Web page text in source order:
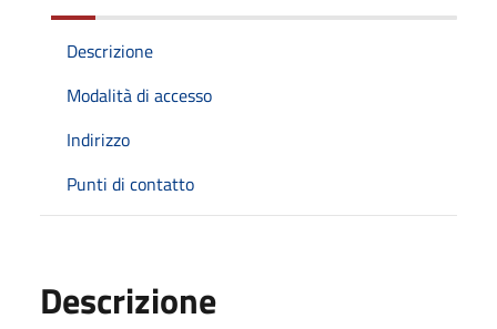
Descrizione
Modalità di accesso
Indirizzo
Punti di contatto
Descrizione